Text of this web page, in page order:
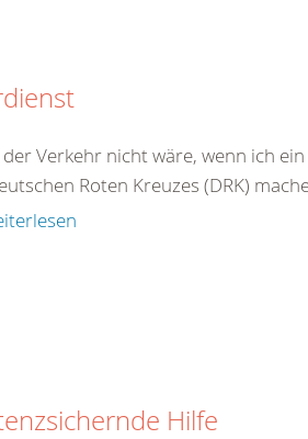
Verkehr nicht wäre, wenn ich
Roten Kreuzes (DRK)
Hilfe